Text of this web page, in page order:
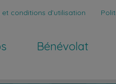
conditions d’utilisation
Bénévolat